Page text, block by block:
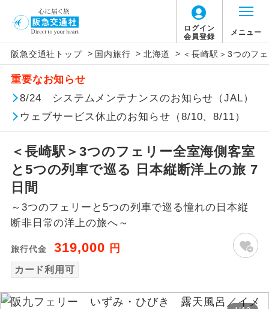
ログイン
会員登録
メニュー
阪急交通社トップ > 国内旅行 > 北海道 > ＜長崎駅＞3つのフ
重要なお知らせ
8/24 システムメンテナンスのお知らせ（JAL）
ウェブサービス休止のお知らせ（8/10、8/11）
＜長崎駅＞3つのフェリー全室海側客室
と5つの列車で巡る 日本縦断洋上の旅 7
日間
～3つのフェリーと5つの列車で巡る憧れの日本縦
断非日常の洋上の旅へ～
旅行代金 319,000 円
カード利用可
アイコン 説明
添乗員同行
往路出発空港（駅）から復路到着空港
（駅）まで同行します。
現地添乗員同
行
現地到着空港（駅）から最終日出発空港
（駅）まで添乗員が同行します。
バスガイド乗
務
バスガイドが乗務し、車内での観光案内
新コース 初登場のコースです。
世界遺産
ユネスコに登録されている文化遺産や自
絶景 絶景スポットに立ち寄るコースです。